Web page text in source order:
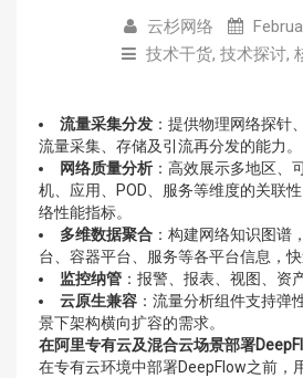
云杉网络
技术干货, 技术探讨,
流量采集分发 ：提供物理网络探针
流量采集、存储及引流再分发的能力。
网络质量分析 ：高效展示多地区、
机、应用、POD、服务等维度的关联
络性能指标。
多维数据聚合 ：构建网络知识图谱
台、容器平台、服务等各平台信息，快
监控纳管 ：报警、报表、视图、资
云原生兼容 ：流量分析组件支持弹
景下架构横向扩容的需求。
在阿里专有云及混合云场景部署
在专有云环境中部署DeepFlow之前，